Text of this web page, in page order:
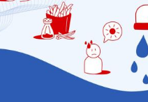
Untermenü